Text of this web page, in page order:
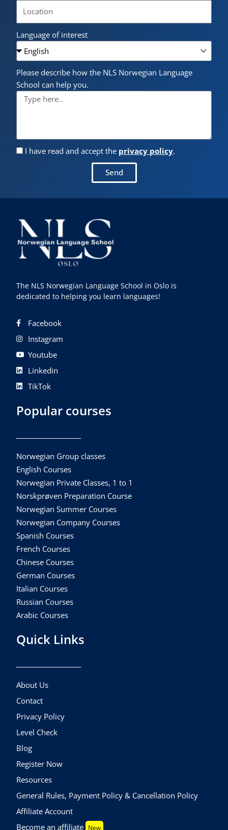
Language of interest
Please describe how the NLS Norwegian Language
School can help you.
I have read and accept the privacy policy.
Send
The NLS Norwegian Language School in Oslo is
dedicated to helping you learn languages!
Facebook
Instagram
Youtube
Linkedin
TikTok
Popular courses
Norwegian Group classes
English Courses
Norwegian Private Classes, 1 to 1
Norskprøven Preparation Course
Norwegian Summer Courses
Norwegian Company Courses
Spanish Courses
French Courses
Chinese Courses
German Courses
Italian Courses
Russian Courses
Arabic Courses
Quick Links
About Us
Contact
Privacy Policy
Level Check
Blog
Register Now
Resources
General Rules, Payment Policy & Cancellation Policy
Affiliate Account
Become an affiliate New